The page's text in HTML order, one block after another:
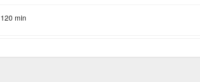
120 min